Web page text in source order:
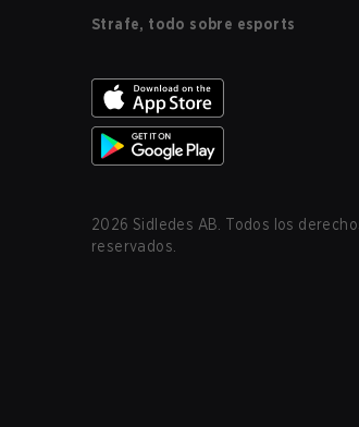
Strafe, todo sobre esports
2026 Sidledes AB. Todos los
reservados.